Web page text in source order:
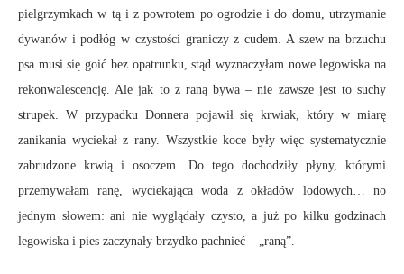
pielgrzymkach w tą i z powrotem po ogrodzie i do domu, utrzymanie
dywanów i podłóg w czystości graniczy z cudem. A szew na brzuchu
psa musi się goić bez opatrunku, stąd wyznaczyłam nowe legowiska na
rekonwalescencję. Ale jak to z raną bywa – nie zawsze jest to suchy
strupek. W przypadku Donnera pojawił się krwiak, który w miarę
zanikania wyciekał z rany. Wszystkie koce były więc systematycznie
zabrudzone krwią i osoczem. Do tego dochodziły płyny, którymi
przemywałam ranę, wyciekająca woda z okładów lodowych… no
jednym słowem: ani nie wyglądały czysto, a już po kilku godzinach
legowiska i pies zaczynały brzydko pachnieć – „raną”.